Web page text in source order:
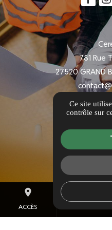
place
ACCÈS
781 Rue
27520 GRAND
02
Informations
Politique
Gestion
Ce site
contrôle sur